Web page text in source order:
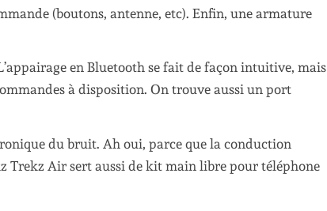
(boutons, antenne, etc). Enfin, une armature
en Bluetooth se fait de façon intuitive, mais
à disposition. On trouve aussi un port
du bruit. Ah oui, parce que la conduction
Trekz Air sert aussi de kit main libre pour téléphone